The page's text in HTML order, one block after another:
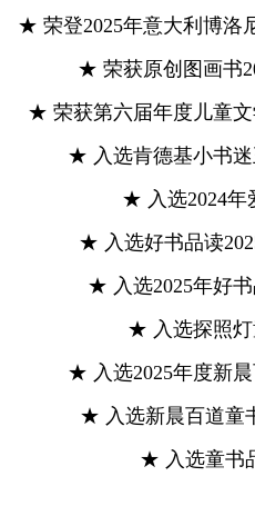
★ 荣登2025年意大利博洛
★ 荣获原创图画书
★ 荣获第六届年度儿童
★ 入选肯德基小书迷
★ 入选2024年
★ 入选好书品读
★ 入选2025年好
★ 入选探照灯
★ 入选2025年度新
★ 入选新晨百道童
★ 入选童书